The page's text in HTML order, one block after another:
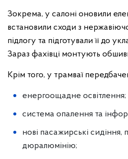
Зокрема, у салоні оновили
встановили сходи з
підлогу та підготували її до
Зараз фахівці монтують
Крім того, у трамваї
енергоощадне освітлення;
система опалення та
нові пасажирські сидіння,
дюралюмінію;